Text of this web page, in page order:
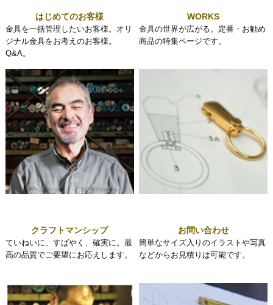
はじめてのお客様
金具を一括管理したいお客様。オリ
ジナル金具をお考えのお客様。
Q&A。
WORKS
金具の世界が広がる。定番・お勧め
商品の特集ページです。
クラフトマンシップ
ていねいに、すばやく、確実に。最
高の品質でご要望にお応えします。
お問い合わせ
簡単なサイズ入りのイラストや写真
などからお見積りは可能です。